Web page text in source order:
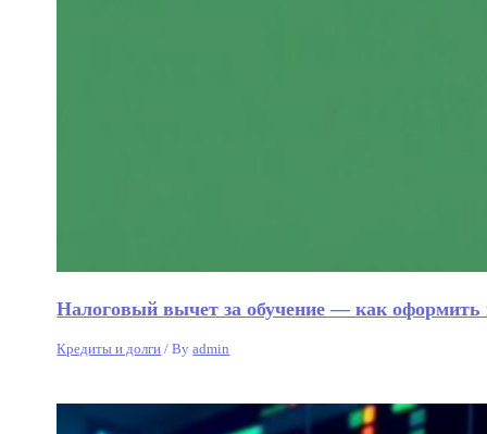
Налоговый вычет за обучение — как оформить
Кредиты и долги / Byadmin